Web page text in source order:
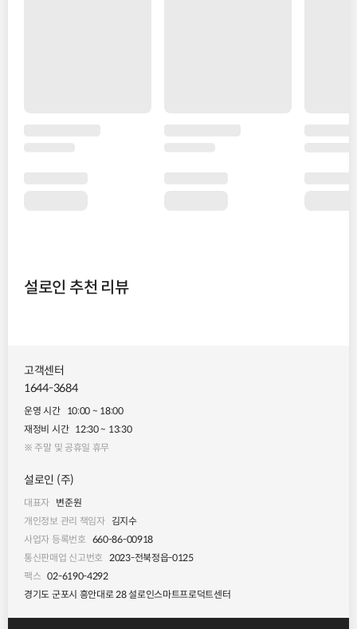
설로인 추천 리뷰
고객센터
1644-3684
운영 시간
10:00 ~ 18:00
재정비 시간 12:30 ~ 13:30
※ 주말 및 공휴일 휴무
설로인 (주)
대표자 변준원
개인정보 관리 책임자
김지수
사업자 등록번호 660-86-00918
통신판매업 신고번호 2023-전북정읍-0125
팩스 02-6190-4292
경기도 군포시 흥안대로 28 설로인스마트프로덕트센터